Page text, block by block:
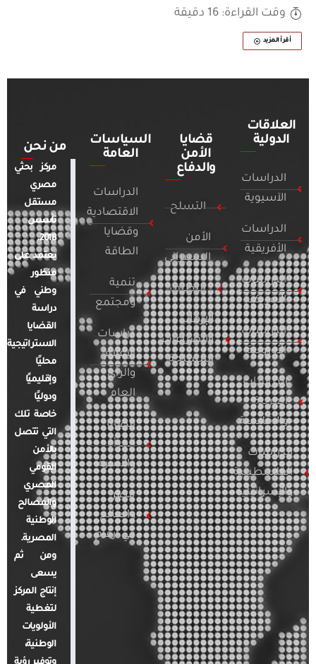
وقت القراءة: 16 دقيقة
أقرأ المزيد
العلاقات
الدولية
الدراسات
الآسيوية
الدراسات
الأفريقية
الدراسات
الأمريكية
الدراسات
الأوروبية
الدراسات
العربية
والإقليمية
الدراسات
الفلسطينية
والإسرائيلية
قضايا
الأمن
والدفاع
التسلح
الأمن
السيبراني
التطرف
الإرهاب
والصراعات
المسلحة
السياسات
العامة
الدراسات
الاقتصادية
وقضايا
الطاقة
تنمية
ومجتمع
دراسات
الإعلام
والرأي
العام
قضايا
المرأة
والأسرة
مصر
والعالم
في أرقام
من نحن
مركز بحثي
مصري
مستقل
تأسس
2018.
يعتمد على
منظور
وطني في
دراسة
القضايا
الاستراتيجية
محليًا
وإقليميًا
ودوليًا
خاصة تلك
التي تتصل
بالأمن
القومي
المصري
والمصالح
الوطنية
المصرية.
ومن ثم
يسعى
إنتاج المركز
لتغطية
الأولويات
الوطنية،